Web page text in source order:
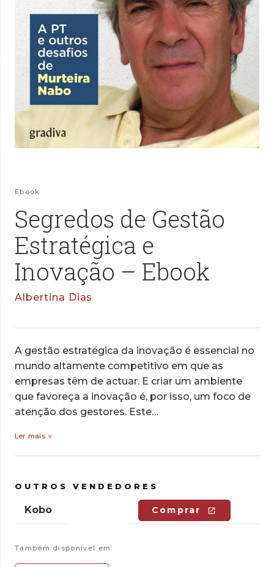
Ebook
Segredos de Gestão
Estratégica e
Inovação – Ebook
Albertina Dias
A gestão estratégica da inovação é essencial no
mundo altamente competitivo em que as
empresas têm de actuar. E criar um ambiente
que favoreça a inovação é, por isso, um foco de
atenção dos gestores. Este…
Ler mais
OUTROS VENDEDORES
Kobo Comprar
Também disponível em: